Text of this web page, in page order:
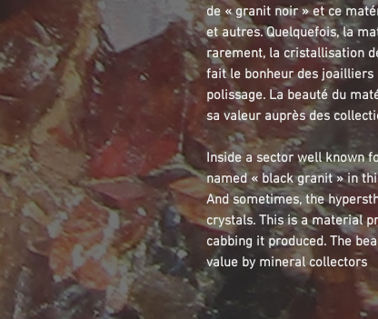
de « granit noir » et ce
et autres. Quelquefois, la
rarement, la cristallisation
fait le bonheur des joailliers
polissage. La beauté du
sa valeur auprès des
Inside a sector well known
named « black granit » in
And sometimes, the
crystals. This is a material
cabbing it produced. The
value by mineral collectors